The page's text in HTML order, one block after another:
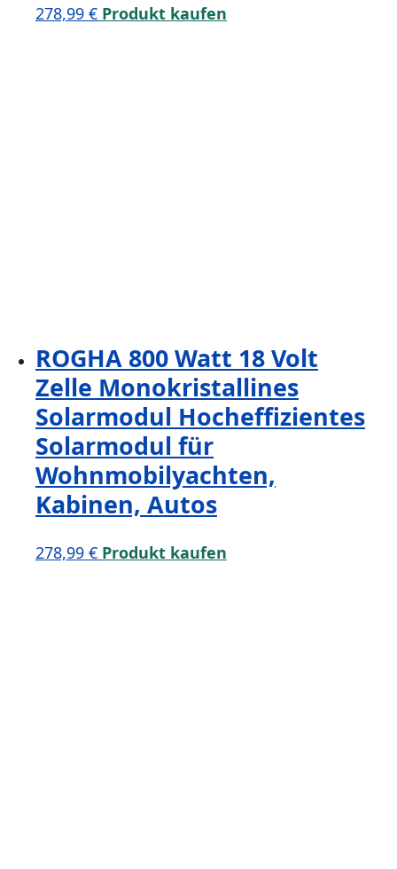
278,99 € Produkt kaufen
ROGHA 800 Watt 18 Volt
Zelle Monokristallines
Solarmodul Hocheffizientes
Solarmodul für
Wohnmobilyachten,
Kabinen, Autos
278,99 € Produkt kaufen